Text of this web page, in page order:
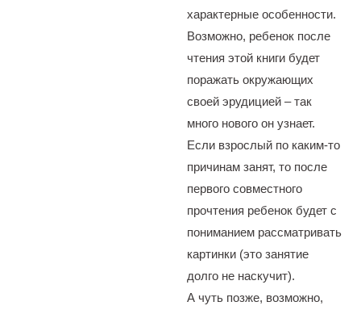
характерные особенности.
Возможно, ребенок после
чтения этой книги будет
поражать окружающих
своей эрудицией – так
много нового он узнает.
Если взрослый по каким-то
причинам занят, то после
первого совместного
прочтения ребенок будет с
пониманием рассматривать
картинки (это занятие
долго не наскучит).
А чуть позже, возможно,